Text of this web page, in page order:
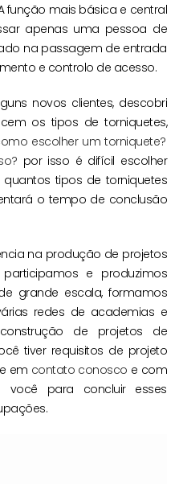
função mais básica e central
apenas uma pessoa de
na passagem de entrada
e controlo de acesso.
novos clientes, descobri
os tipos de torniquetes,
escolher um torniquete?
por isso é difícil escolher
tipos de torniquetes
o tempo de conclusão
na produção de projetos
e produzimos
grande escala, formamos
redes de academias e
de projetos de
tiver requisitos de projeto
em contato conosco e com
você para concluir esses